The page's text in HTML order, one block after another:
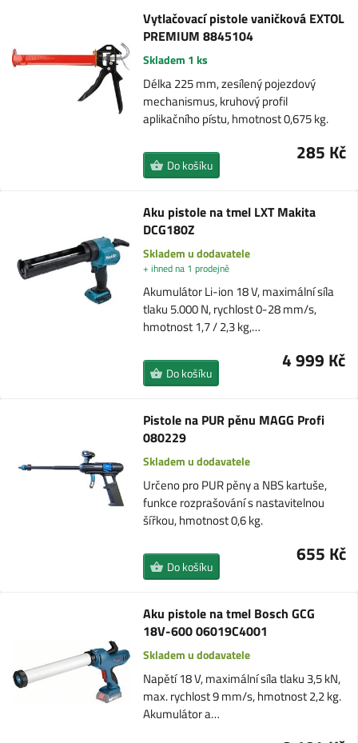
Vytlačovací pistole vaničková EXTOL
PREMIUM 8845104
Skladem 1 ks
Délka 225 mm, zesílený pojezdový
mechanismus, kruhový profil
aplikačního pístu, hmotnost 0,675 kg.
285 Kč
Do košíku
Aku pistole na tmel LXT Makita
DCG180Z
Skladem u dodavatele
+ ihned na 1 prodejně
Akumulátor Li-ion 18 V, maximální síla
tlaku 5.000 N, rychlost 0-28 mm/s,
hmotnost 1,7 / 2,3 kg,…
4 999 Kč
Do košíku
Pistole na PUR pěnu MAGG Profi
080229
Skladem u dodavatele
Určeno pro PUR pěny a NBS kartuše,
funkce rozprašování s nastavitelnou
šířkou, hmotnost 0,6 kg.
655 Kč
Do košíku
Aku pistole na tmel Bosch GCG
18V-600 06019C4001
Skladem u dodavatele
Napětí 18 V, maximální síla tlaku 3,5 kN,
max. rychlost 9 mm/s, hmotnost 2,2 kg.
Akumulátor a…